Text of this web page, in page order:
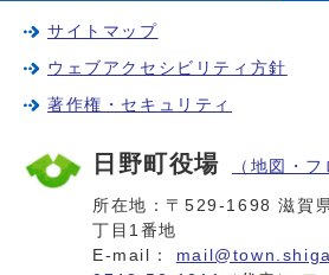
サイトマップ
ウェブアクセシビリティ方針
著作権・セキュリティ
日野町役場 （地図・フ
所在地：〒529-1698 滋賀
丁目1番地
E-mail：